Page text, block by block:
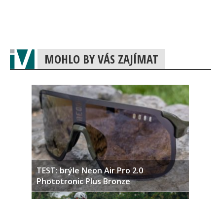
MOHLO BY VÁS ZAJÍMAT
TEST: brýle Neon Air Pro 2.0
Phototronic Plus Bronze